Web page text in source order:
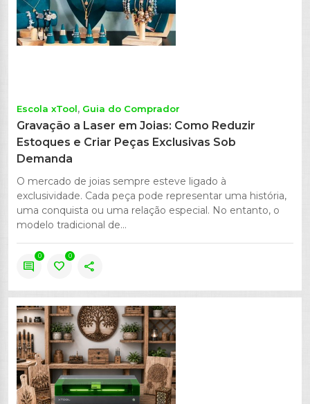
Escola xTool Guia do Comprador
Gravação a Laser em Joias: Como Reduzir
Estoques e Criar Peças Exclusivas Sob
Demanda
O mercado de joias sempre esteve ligado à
exclusividade. Cada peça pode representar uma história,
uma conquista ou uma relação especial. No entanto, o
modelo tradicional de...
comment
0
favorite
0
share